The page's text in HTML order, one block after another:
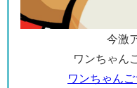
今激
ワンちゃん
ワンちゃん